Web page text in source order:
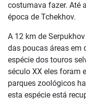
costumava fazer. Até
época de Tchekhov.
A 12 km de
das poucas áreas em
espécie dos touros
século XX eles foram
parques zoológicos
esta espécie está